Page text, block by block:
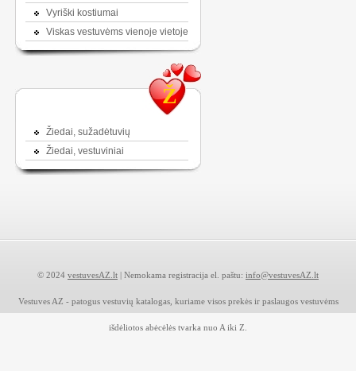
Vyriški kostiumai
Viskas vestuvėms vienoje vietoje
Ž
Žiedai, sužadėtuvių
Žiedai, vestuviniai
© 2024 vestuvesAZ.lt | Nemokama registracija el. paštu: info@vestuvesAZ.lt
Vestuves AZ - patogus vestuvių katalogas, kuriame visos prekės ir paslaugos vestuvėms
išdėliotos abėcėlės tvarka nuo A iki Z.